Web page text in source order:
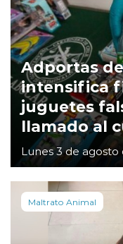
Adportas
intensifica
juguetes
llamado al
Lunes 3 de agosto
Maltrato Animal